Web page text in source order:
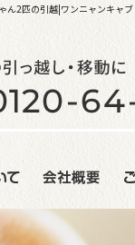
ん2匹の引越|ワンニャンキャ